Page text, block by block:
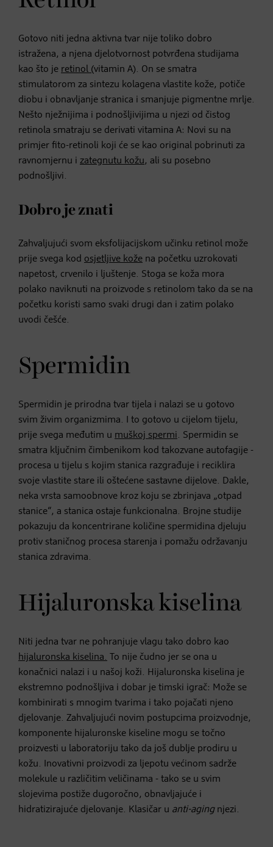
Gotovo niti jedna aktivna tvar nije toliko dobro
istražena, a njena djelotvornost potvrđena studijama
kao što je retinol (vitamin A). On se smatra
stimulatorom za sintezu kolagena vlastite kože, potiče
diobu i obnavljanje stranica i smanjuje pigmentne mrlje.
Nešto nježnijima i podnošljivijima u njezi od čistog
retinola smatraju se derivati vitamina A: Novi su na
primjer fito-retinoli koji će se kao original pobrinuti za
ravnomjernu i zategnutu kožu, ali su posebno
podnošljivi.
Dobro je znati
Zahvaljujući svom eksfolijacijskom učinku retinol može
prije svega kod osjetljive kože na početku uzrokovati
napetost, crvenilo i ljuštenje. Stoga se koža mora
polako naviknuti na proizvode s retinolom tako da se na
početku koristi samo svaki drugi dan i zatim polako
uvodi češće.
Spermidin
Spermidin je prirodna tvar tijela i nalazi se u gotovo
svim živim organizmima. I to gotovo u cijelom tijelu,
prije svega međutim u muškoj spermi. Spermidin se
smatra ključnim čimbenikom kod takozvane autofagije -
procesa u tijelu s kojim stanica razgrađuje i reciklira
svoje vlastite stare ili oštećene sastavne dijelove. Dakle,
neka vrsta samoobnove kroz koju se zbrinjava „otpad
stanice“, a stanica ostaje funkcionalna. Brojne studije
pokazuju da koncentrirane količine spermidina djeluju
protiv staničnog procesa starenja i pomažu održavanju
stanica zdravima.
Hijaluronska kiselina
Niti jedna tvar ne pohranjuje vlagu tako dobro kao
hijaluronska kiselina. To nije čudno jer se ona u
konačnici nalazi i u našoj koži. Hijaluronska kiselina je
ekstremno podnošljiva i dobar je timski igrač: Može se
kombinirati s mnogim tvarima i tako pojačati njeno
djelovanje. Zahvaljujući novim postupcima proizvodnje,
komponente hijaluronske kiseline mogu se točno
proizvesti u laboratoriju tako da još dublje prodiru u
kožu. Inovativni proizvodi za ljepotu većinom sadrže
molekule u različitim veličinama - tako se u svim
slojevima postiže dugoročno, obnavljajuće i
hidratizirajuće djelovanje. Klasičar u anti-aging njezi.